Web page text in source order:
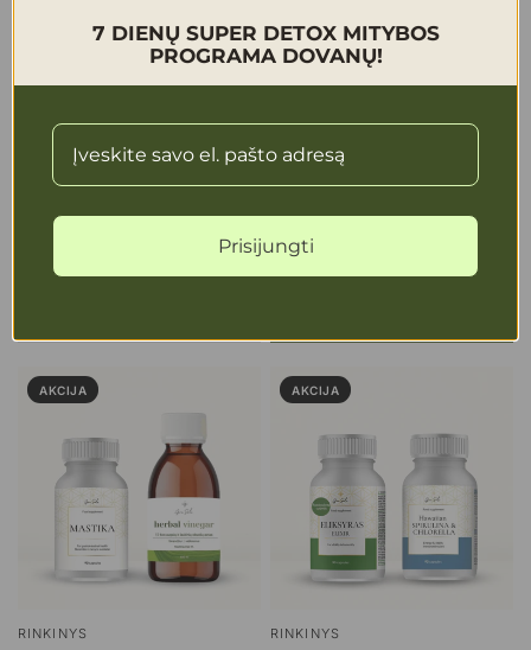
RINKINYS
€55.99
AKCIJA
RINKINYS
AKCIJA
RINKINYS
7 DIENŲ SUPER DETOX MITYBOS
PROGRAMA DOVANŲ!
Prisijungti